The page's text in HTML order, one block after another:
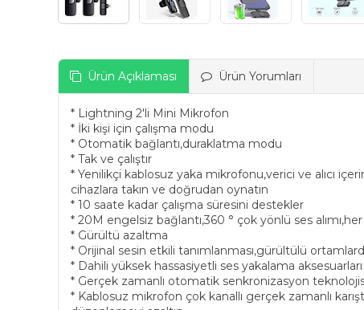
Ürün Açıklaması Ürün Yorumları
* Lightning 2'li Mini Mikrofon
* İki kişi için çalışma modu
* Otomatik bağlantı,duraklatma modu
* Tak ve çalıştır
* Yenilikçi kablosuz yaka mikrofonu,verici ve alıcı
cihazlara takın ve doğrudan oynatın
* 10 saate kadar çalışma süresini destekler
* 20M engelsiz bağlantı,360 ° çok yönlü ses
* Gürültü azaltma
* Orijinal sesin etkili tanımlanması,gürültülü
* Dahili yüksek hassasiyetli ses yakalama
* Gerçek zamanlı otomatik senkronizasyon
* Kablosuz mikrofon çok kanallı gerçek zamanlı